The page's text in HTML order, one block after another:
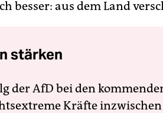
besser: aus dem Land
stärken
der AfD bei den
Kräfte